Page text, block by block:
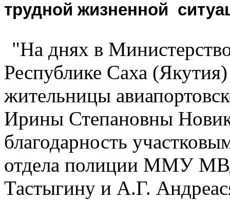
трудной жизненной
"На днях в
Республике Саха
жительницы
Ирины Степановны
благодарность
отдела полиции ММУ
Тастыгину и А.Г.